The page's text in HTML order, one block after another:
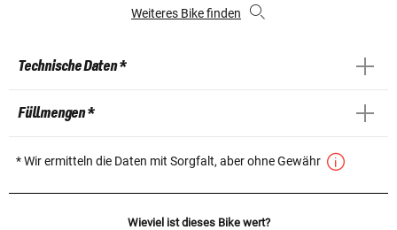
Weiteres Bike finden
Technische Daten *
Füllmengen *
* Wir ermitteln die Daten mit Sorgfalt, aber ohne Gewähr
Wieviel ist dieses Bike wert?